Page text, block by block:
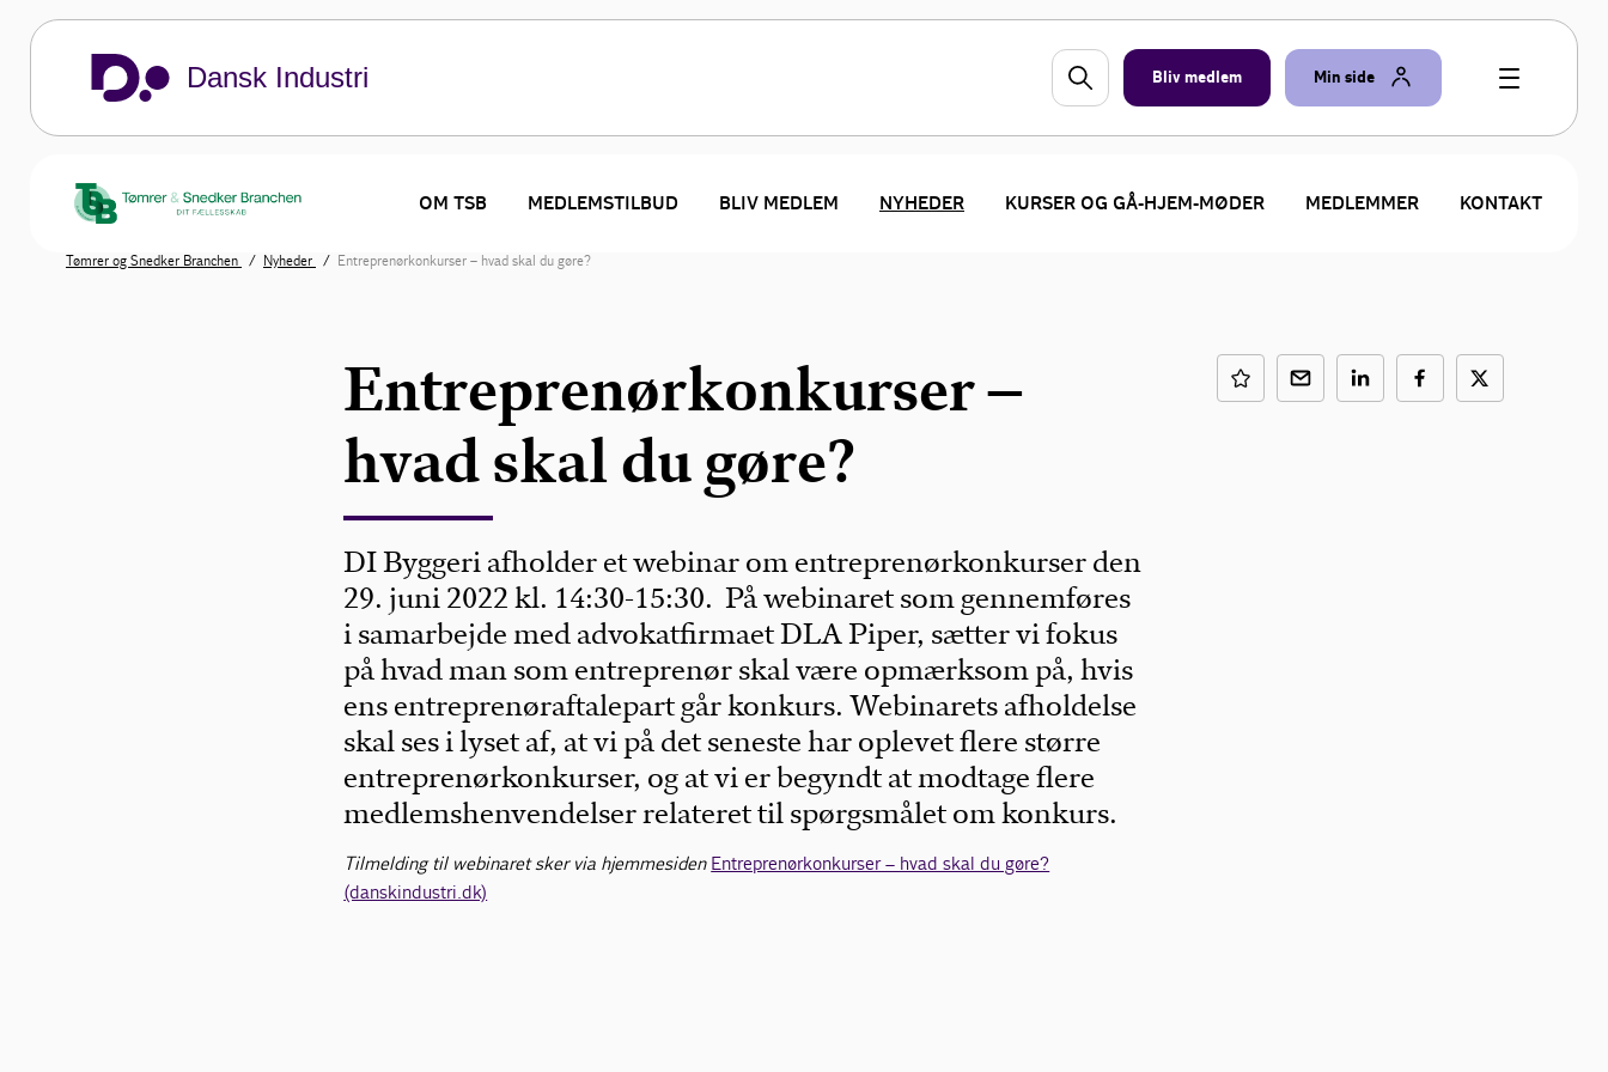
Dansk Industri Bliv medlem Min side
OM TSB MEDLEMSTILBUD BLIV MEDLEM NYHEDER KURSER OG GÅ-HJEM-MØDER MEDLEMMER KONTAKT
Tømrer og Snedker Branchen Nyheder Entreprenørkonkurser – hvad skal du gøre?
Entreprenørkonkurser –
hvad skal du gøre?
DI Byggeri afholder et webinar om entreprenørkonkurser den
29. juni 2022 kl. 14:30-15:30. På webinaret som gennemføres
i samarbejde med advokatfirmaet DLA Piper, sætter vi fokus
på hvad man som entreprenør skal være opmærksom på, hvis
ens entreprenøraftalepart går konkurs. Webinarets afholdelse
skal ses i lyset af, at vi på det seneste har oplevet flere større
entreprenørkonkurser, og at vi er begyndt at modtage flere
medlemshenvendelser relateret til spørgsmålet om konkurs.
Tilmelding til webinaret sker via hjemmesiden Entreprenørkonkurser – hvad skal du gøre?
(danskindustri.dk)